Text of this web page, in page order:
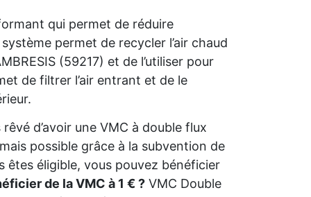
qui permet de réduire
permet de recycler l’air chaud
(59217) et de l’utiliser pour
de filtrer l’air entrant et de le
d’avoir une VMC à double flux
possible grâce à la subvention de
êtes éligible, vous pouvez bénéficier
de la VMC à 1 € ? VMC Double